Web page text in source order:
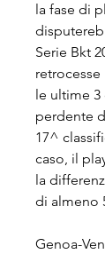
la fase di
Serie Bkt
retrocesse
le ultime 3
perdente
17^
caso, il
la
di almeno
Genoa-